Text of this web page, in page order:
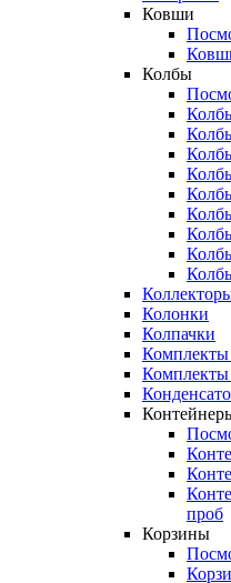
Ковши
Колбы
Колонки
Колпачки
Комплекты
Комплекты
проб
Корзины